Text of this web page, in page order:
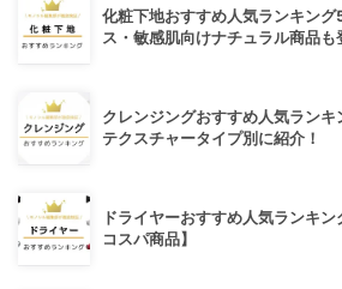
化粧下地おすすめ人気ランキン
ス・敏感肌向けナチュラル商品も
クレンジングおすすめ人気ラン
テクスチャータイプ別に紹介！
ドライヤーおすすめ人気ランキ
コスパ商品】